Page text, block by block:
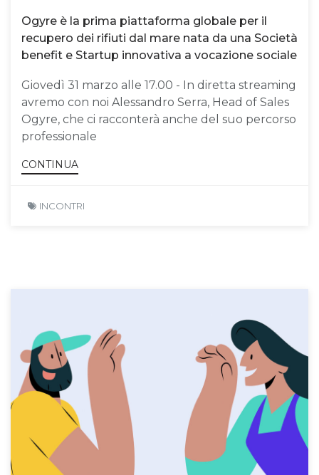
Ogyre è la prima piattaforma globale per il
recupero dei rifiuti dal mare nata da una Società
benefit e Startup innovativa a vocazione sociale
Giovedì 31 marzo alle 17.00 - In diretta streaming
avremo con noi Alessandro Serra, Head of Sales
Ogyre, che ci racconterà anche del suo percorso
professionale
CONTINUA
INCONTRI